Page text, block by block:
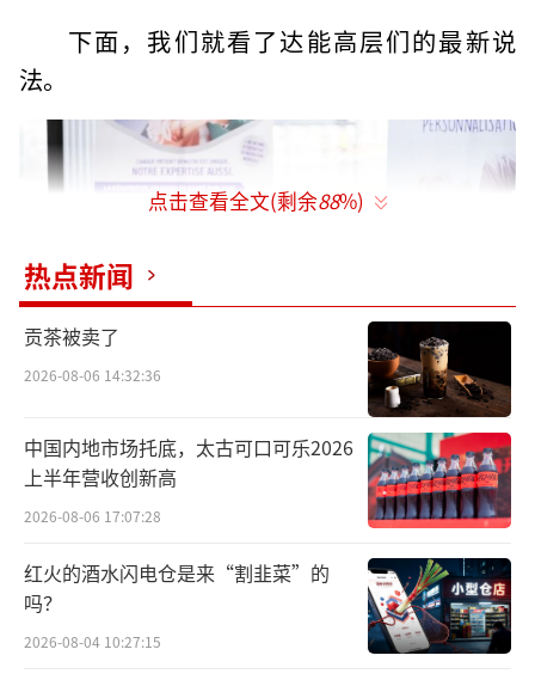
下面，我们就看了达能高层们的最新说
法。
十分激烈
在访谈中，达能首席执行官盛睿安（Antoi
ne de Saint-Affrique）提到，中国市场对于婴
幼儿配方奶粉而言竞争十分激烈，这让该市场
并未像世界其他市场那样高度集中。
点击查看全文(剩余88%)
热点新闻
贡茶被卖了
2026-08-06 14:32:36
中国内地市场托底，太古可口可乐2026
上半年营收创新高
2026-08-06 17:07:28
红火的酒水闪电仓是来“割韭菜”的
吗？
2026-08-04 10:27:15